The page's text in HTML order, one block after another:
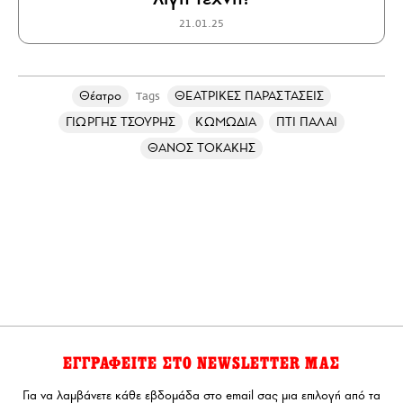
21.01.25
Θέατρο Tags
ΘΕΑΤΡΙΚΕΣ ΠΑΡΑΣΤΑΣΕΙΣ
ΓΙΩΡΓΗΣ ΤΣΟΥΡΗΣ
ΚΩΜΩΔΙΑ
ΠΤΙ ΠΑΛΑΙ
ΘΑΝΟΣ ΤΟΚΑΚΗΣ
ΕΓΓΡΑΦΕΙΤΕ ΣΤΟ NEWSLETTER ΜΑΣ
Για να λαμβάνετε κάθε εβδομάδα στο email σας μια επιλογή από τα